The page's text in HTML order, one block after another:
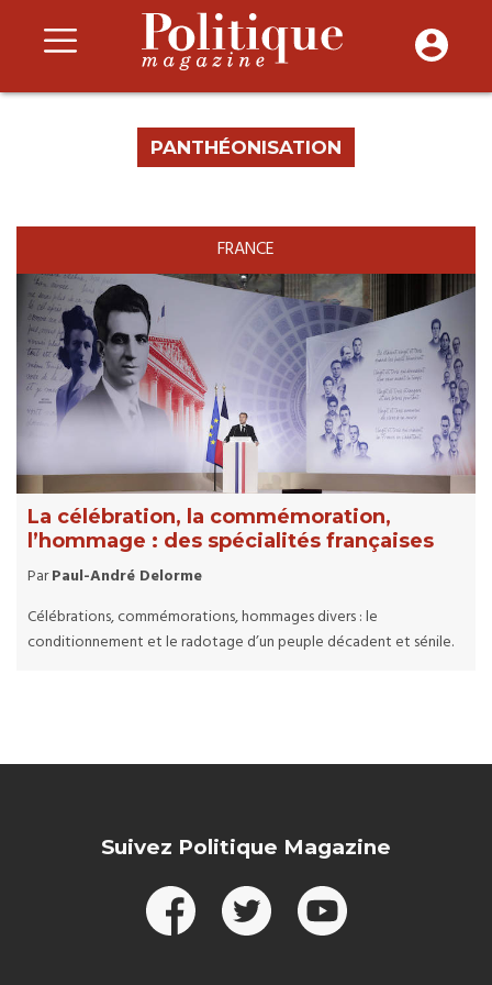
PANTHÉONISATION
FRANCE
La célébration, la commémoration,
l’hommage : des spécialités françaises
ParPaul-André Delorme
Célébrations, commémorations, hommages divers : le
conditionnement et le radotage d’un peuple décadent et sénile.
Suivez Politique Magazine